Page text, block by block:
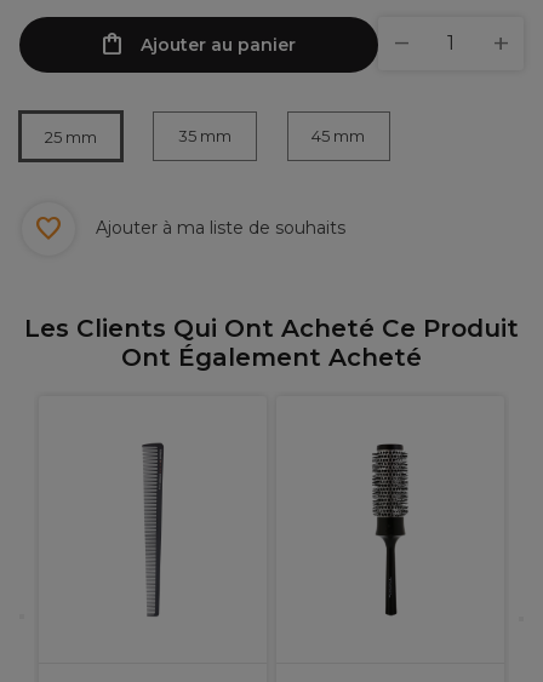
Ajouter au panier
25 mm 35 mm 45 mm
Ajouter à ma liste de souhaits
Les Clients Qui Ont Acheté Ce Produit
Ont Également Acheté